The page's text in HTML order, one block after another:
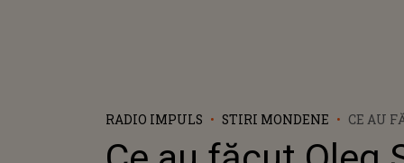
RADIO IMPULS STIRI MONDENE
CE AU
CUCIUC